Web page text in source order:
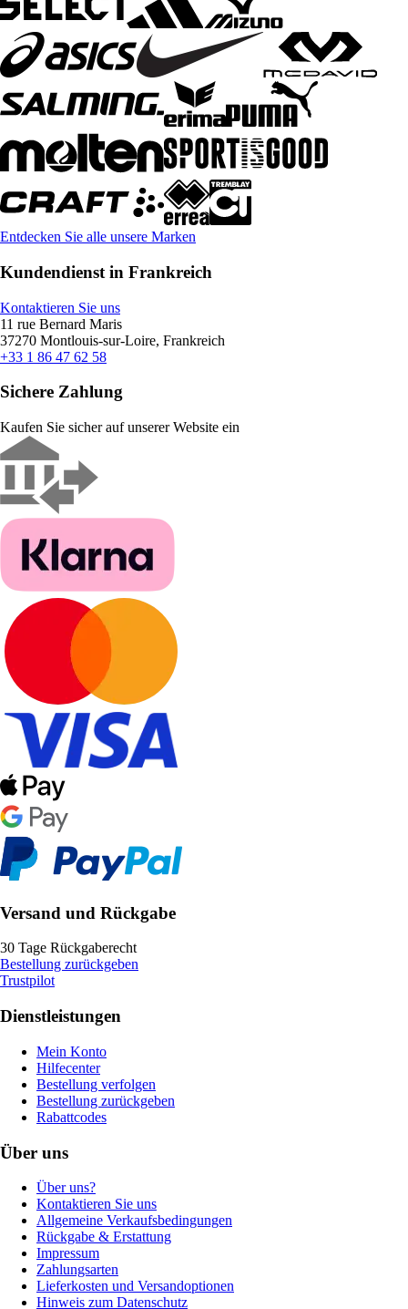
Entdecken Sie alle unsere Marken
Kundendienst in Frankreich
Kontaktieren Sie uns
11 rue Bernard Maris
37270 Montlouis-sur-Loire, Frankreich
+33 1 86 47 62 58
Sichere Zahlung
Kaufen Sie sicher auf unserer Website ein
Versand und Rückgabe
30 Tage Rückgaberecht
Bestellung zurückgeben
Trustpilot
Dienstleistungen
Mein Konto
Hilfecenter
Bestellung verfolgen
Bestellung zurückgeben
Rabattcodes
Über uns
Über uns?
Kontaktieren Sie uns
Allgemeine Verkaufsbedingungen
Rückgabe & Erstattung
Impressum
Zahlungsarten
Lieferkosten und Versandoptionen
Hinweis zum Datenschutz